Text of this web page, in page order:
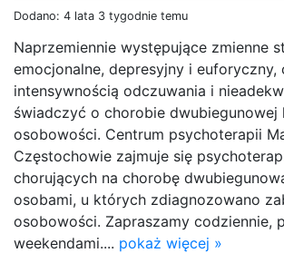
Dodano: 4 lata 3 tygodnie temu
Naprzemiennie występujące zmienne
emocjonalne, depresyjny i euforyczny,
intensywnością odczuwania i
świadczyć o chorobie dwubiegunowej
osobowości. Centrum psychoterapii
Częstochowie zajmuje się
chorujących na chorobę
osobami, u których zdiagnozowano
osobowości. Zapraszamy codziennie,
weekendami.... pokaż więcej »